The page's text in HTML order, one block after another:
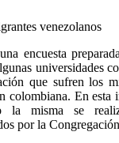
venezolanos
encuesta
universidades
que sufren los
colombiana. En esta
la misma se
por la